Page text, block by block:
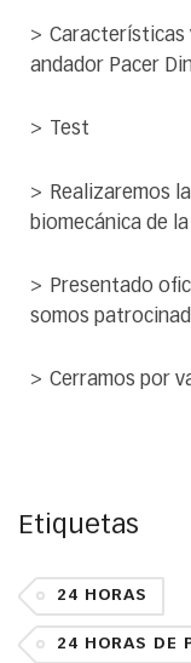
Características
andador Pacer
Test
Realizaremos
biomecánica de
Presentado
somos
Cerramos por
Etiquetas
24 HORAS
24 HORAS DE